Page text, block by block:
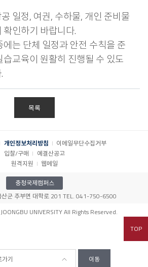
일정, 여권, 수하물, 개인 준비물
인하기 바랍니다.
는 단체 일정과 안전 수칙을 준
습교육이 원활히 진행될 수 있도
목록
개인정보처리방침
이메일무단수집거부
입찰/구매
예결산공고
원격지원
웹메일
기 이동
TOP
충청국제캠퍼스
군 추부면 대학로 201 TEL. 041-750-6500
UNIVERSITY All Rights Reserved.